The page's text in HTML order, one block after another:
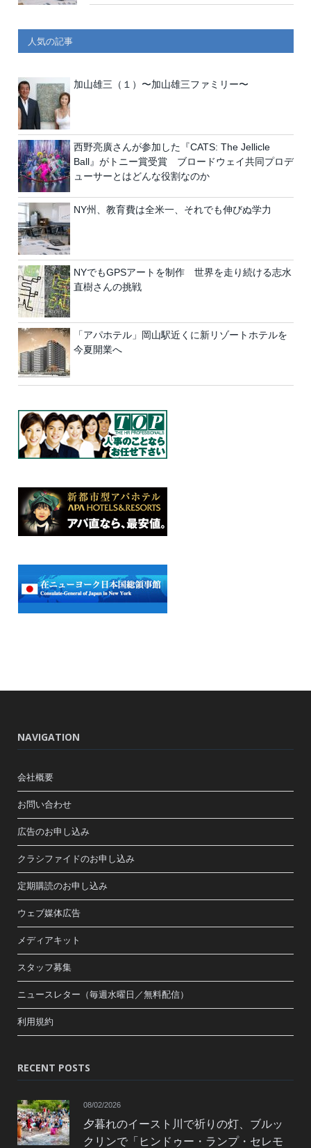
人気の記事
加山雄三（１）〜加山雄三ファミリー〜
西野亮廣さんが参加した『CATS: The Jellicle
Ball』がトニー賞受賞 ブロードウェイ共同プロデ
ューサーとはどんな役割なのか
NY州、教育費は全米一、それでも伸びぬ学力
NYでもGPSアートを制作 世界を走り続ける志水
直樹さんの挑戦
「アパホテル」岡山駅近くに新リゾートホテルを
今夏開業へ
NAVIGATION
会社概要
お問い合わせ
広告のお申し込み
クラシファイドのお申し込み
定期購読のお申し込み
ウェブ媒体広告
メディアキット
スタッフ募集
ニュースレター（毎週水曜日／無料配信）
利用規約
RECENT POSTS
08/02/2026
夕暮れのイースト川で祈りの灯、ブルッ
クリンで「ヒンドゥー・ランプ・セレモ